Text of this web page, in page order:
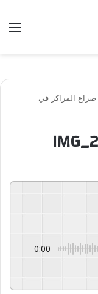
صراع المراكز في
0:00